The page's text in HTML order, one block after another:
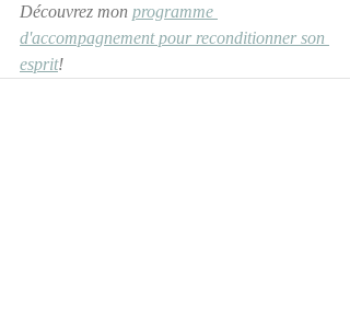
Découvrez mon programme
d'accompagnement pour reconditionner son
esprit!